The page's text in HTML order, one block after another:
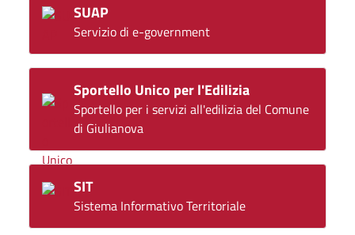
SUAP
Servizio di e-government
Sportello Unico per l'Edilizia
Sportello per i servizi all'edilizia del Comune
di Giulianova
SIT
Sistema Informativo Territoriale